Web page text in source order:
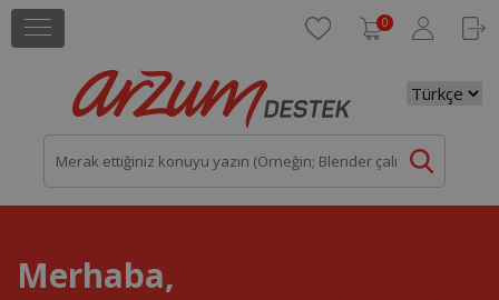
0
Merhaba,